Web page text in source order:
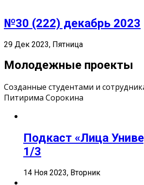
№30 (222) декабрь 2023
29 Дек 2023, Пятница
Молодежные проекты
Созданные студентами и
Питирима Сорокина
Подкаст «Лица
1/3
14 Ноя 2023, Вторник